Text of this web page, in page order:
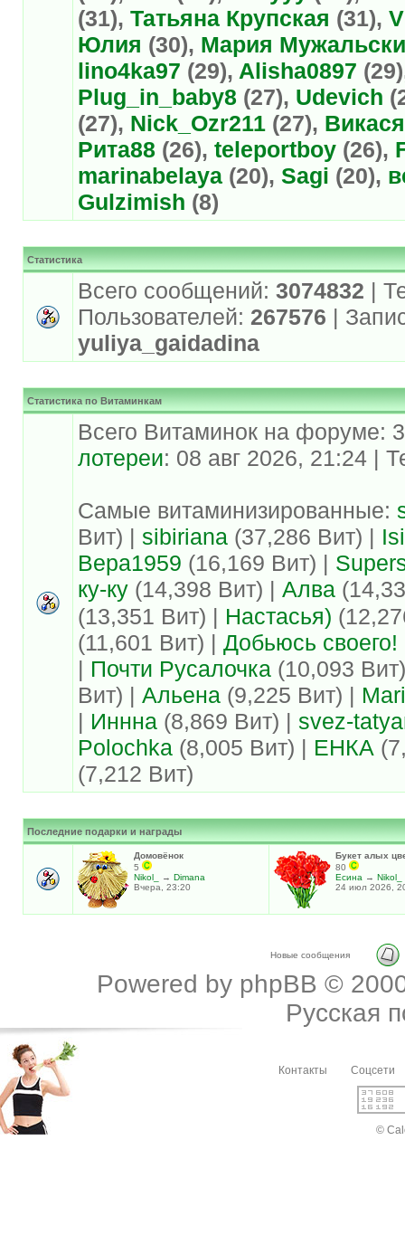
(31), Татьяна Крупская (31),
Юлия (30), Мария
lino4ka97 (29), Alisha0897
Plug_in_baby8 (27), Udevich
(27), Nick_Ozr211 (27),
Рита88 (26), teleportboy (26),
marinabelaya (20), Sagi (20),
Gulzimish (8)
Статистика
Всего сообщений: 3074832 |
Пользователей: 267576 |
yuliya_gaidadina
Статистика по Витаминкам
Всего Витаминок на
лотереи: 08 авг 2026, 21:24 |
Самые витаминизированные:
Вит) | sibiriana (37,286 Вит) |
Вера1959 (16,169 Вит) |
ку-ку (14,398 Вит) | Алва
(13,351 Вит) | Настасья)
(11,601 Вит) | Добьюсь своего!
| Почти Русалочка (10,093
Вит) | Альена (9,225 Вит) |
| Иннна (8,869 Вит) | svez-
Polochka (8,005 Вит) | ЕНКА
(7,212 Вит)
Последние подарки и награды
Домовёнок
5
Nikol_
→ Dimana
Вчера, 23:20
Букет алых
80
Есина → Nikol_
24 июл 2026,
Новые сообщения
Powered by phpBB ©
Русская
Контакты Соцсети
©